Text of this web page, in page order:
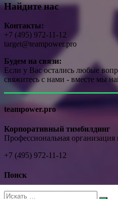
Найдите нас
Контакты:
+7 (495) 972-11-12
target@teampower.pro
Будем на связи:
Если у Вас остались любые
свяжитесь с нами - вместе мы
teampower.pro
Корпоративный тимбилдинг
Профессиональная
+7 (495) 972-11-12
Поиск